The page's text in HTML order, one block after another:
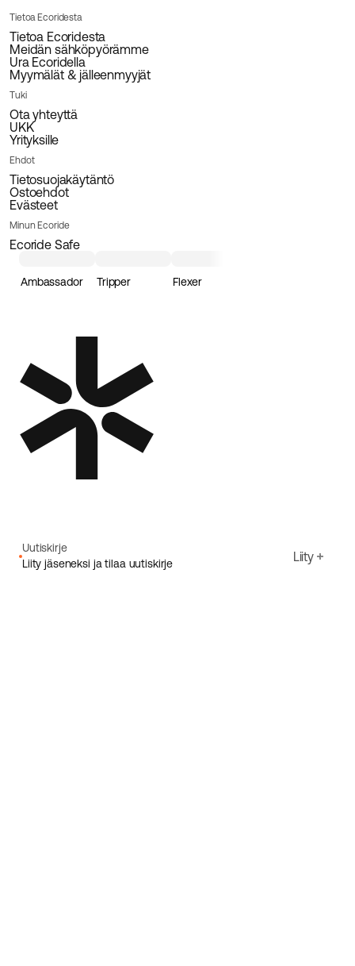
Tietoa Ecoridesta
Tietoa Ecoridesta
Meidän sähköpyörämme
Ura Ecoridella
Myymälät & jälleenmyyjät
Tuki
Ota yhteyttä
UKK
Yrityksille
Ehdot
Tietosuojakäytäntö
Ostoehdot
Evästeet
Minun Ecoride
Ecoride Safe
Ambassador Tripper Flexer
Uutiskirje
Liity jäseneksi ja tilaa uutiskirje
Liity